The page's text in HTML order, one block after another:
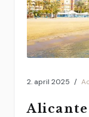
2. april 2025
Alicante